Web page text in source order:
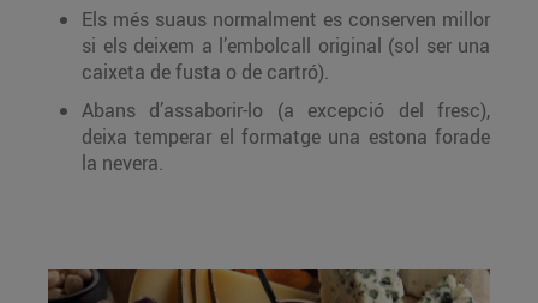
Els més suaus normalment es conserven millor
si els deixem a l’embolcall original (sol ser una
caixeta de fusta o de cartró).
Abans d’assaborir-lo (a excepció del fresc),
deixa temperar el formatge una estona forade
la nevera.